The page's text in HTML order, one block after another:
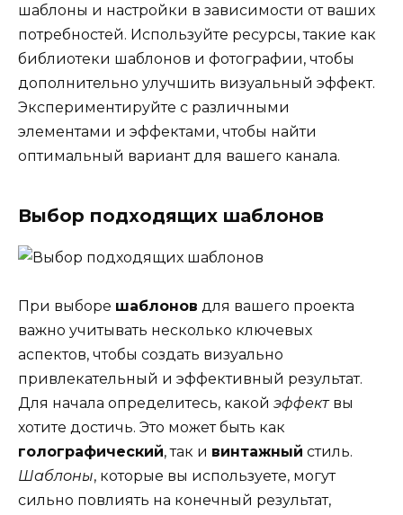
шаблоны и настройки в зависимости от ваших
потребностей. Используйте ресурсы, такие как
библиотеки шаблонов и фотографии, чтобы
дополнительно улучшить визуальный эффект.
Экспериментируйте с различными
элементами и эффектами, чтобы найти
оптимальный вариант для вашего канала.
Выбор подходящих шаблонов
При выборе шаблонов для вашего проекта
важно учитывать несколько ключевых
аспектов, чтобы создать визуально
привлекательный и эффективный результат.
Для начала определитесь, какой эффектвы
хотите достичь. Это может быть как
голографический, так и винтажный стиль.
Шаблоны, которые вы используете, могут
сильно повлиять на конечный результат,